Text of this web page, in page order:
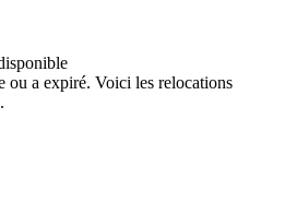
ou a expiré. Voici les relocations